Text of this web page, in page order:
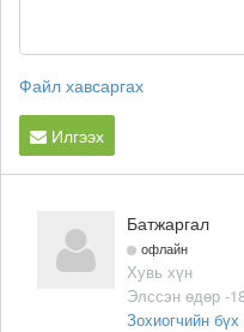
Файл хавсаргах
Илгээх
Батжаргал
офлайн
Хувь хүн
Элссэн өдөр -
Зохиогчийн